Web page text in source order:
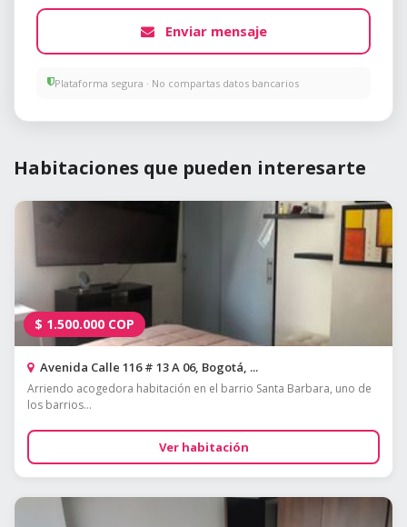
Enviar mensaje
Plataforma segura · No compartas datos bancarios
Habitaciones que pueden interesarte
$ 1.500.000 COP
Avenida Calle 116 # 13 A 06, Bogotá, ...
Arriendo acogedora habitación en el barrio Santa Barbara, uno de
los barrios...
Ver habitación